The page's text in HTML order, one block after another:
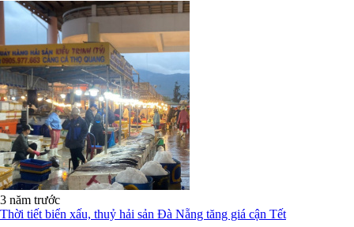
3 năm trước
Thời tiết biển xấu, thuỷ hải sản Đà Nẵng tăng giá cận Tết